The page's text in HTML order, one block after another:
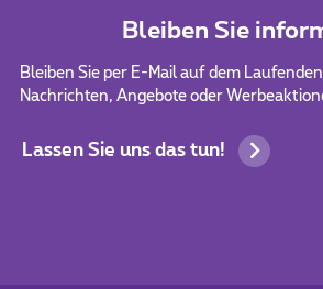
Bleiben Sie
Bleiben Sie per E-Mail auf dem
Nachrichten, Angebote oder
Lassen Sie uns das tun!